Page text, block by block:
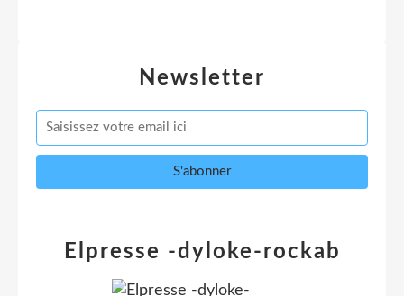
Newsletter
Elpresse -dyloke-rockab